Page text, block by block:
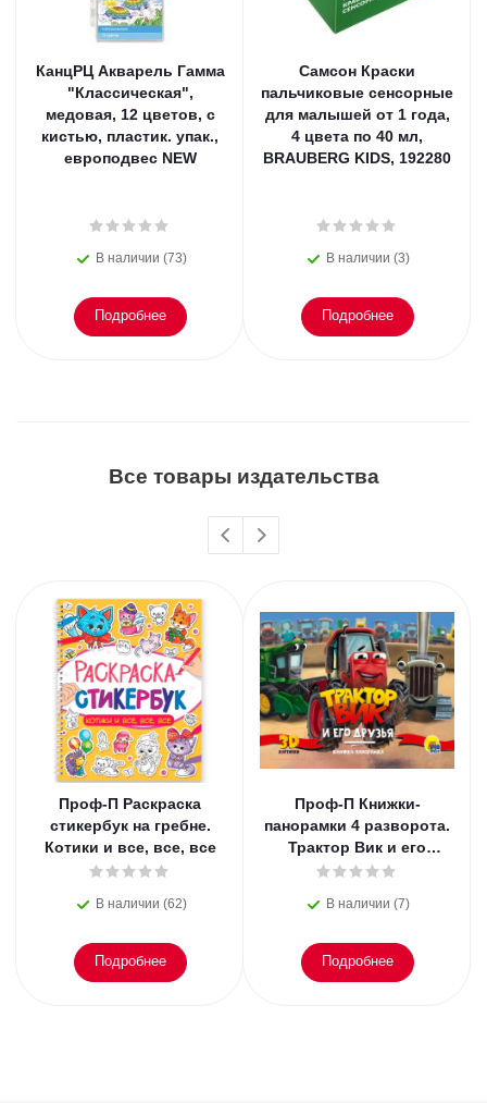
КанцРЦ Акварель Гамма
"Классическая",
медовая, 12 цветов, с
кистью, пластик. упак.,
европодвес NEW
В наличии (73)
Подробнее
Самсон Краски
пальчиковые сенсорные
для малышей от 1 года,
4 цвета по 40 мл,
BRAUBERG KIDS, 192280
В наличии (3)
Подробнее
Все товары издательства
Проф-П Раскраска
стикербук на гребне.
Котики и все, все, все
В наличии (62)
Подробнее
Проф-П Книжки-
панорамки 4 разворота.
Трактор Вик и его
друзья
В наличии (7)
Подробнее